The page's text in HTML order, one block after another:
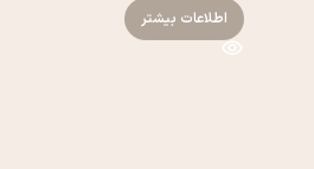
اطلاعات بیشتر